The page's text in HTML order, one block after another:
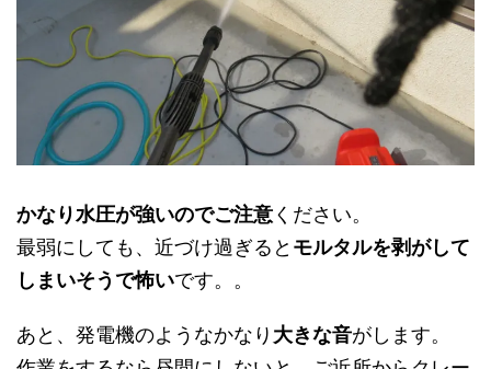
かなり水圧が強いのでご注意 ください。
最弱にしても、近づけ過ぎると モルタルを剥がして
しまいそうで怖いです。。
あと、発電機のようなかなり 大きな音がします。